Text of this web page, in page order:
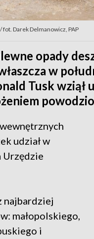
Darek Delmanowicz, PAP
opady
w
Tusk wziął
udział w
Urzędzie
najbardziej
małopolskiego,
i